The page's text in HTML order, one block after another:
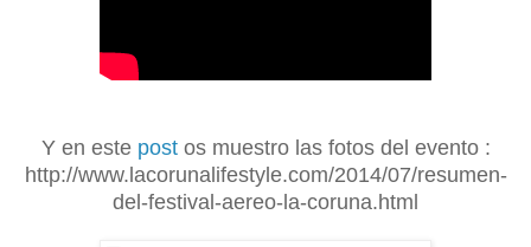
Y en este post os muestro las fotos del evento :
http://www.lacorunalifestyle.com/2014/07/resumen-
del-festival-aereo-la-coruna.html